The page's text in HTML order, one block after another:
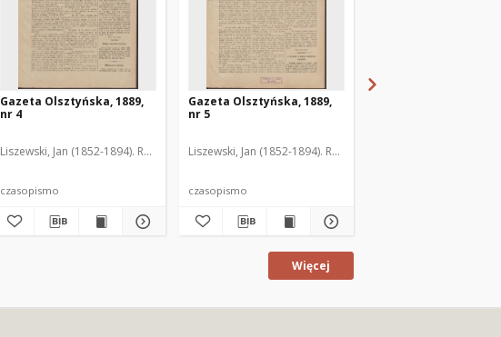
Gazeta Olsztyńska, 1889,
nr 4
Liszewski, Jan (1852-1894). Red.
czasopismo
Gazeta Olsztyńska, 1889,
nr 5
Liszewski, Jan (1852-1894). Red.
czasopismo
Więcej